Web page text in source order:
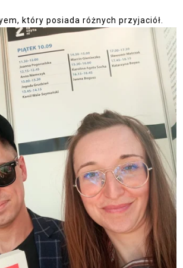
który posiada różnych przyjaciół.